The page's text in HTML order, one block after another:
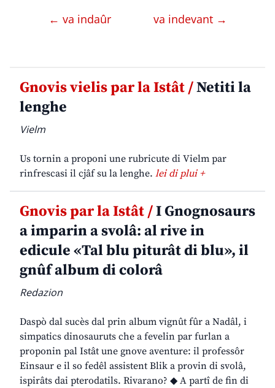
← va indaûr va indevant →
Gnovis vielis par la Istât /Netiti la
lenghe
Vielm
Us tornin a proponi une rubricute di Vielm par
rinfrescasi il cjâf su la lenghe. lei di plui +
Gnovis par la Istât /I Gnognosaurs
a imparin a svolâ: al rive in
edicule «Tal blu piturât di blu», il
gnûf album di colorâ
Redazion
Daspò dal sucès dal prin album vignût fûr a Nadâl, i
simpatics dinosauruts che a fevelin par furlan a
proponin pal Istât une gnove aventure: il professôr
Einsaur e il so fedêl assistent Blik a provin di svolâ,
ispirâts dai pterodatils. Rivarano? ◆ A partî de fin di